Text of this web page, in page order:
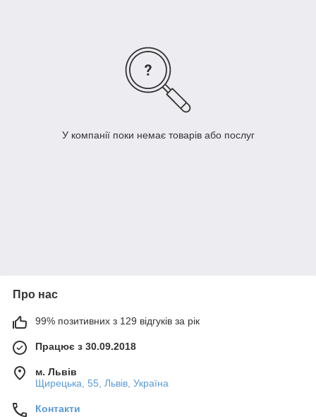
У компанії поки немає товарів або послуг
Про нас
99% позитивних з 129 відгуків за рік
Працює з 30.09.2018
м. Львів
Щирецька, 55, Львів, Україна
Контакти